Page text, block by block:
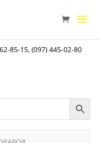
85-15,(097) 445-02-80